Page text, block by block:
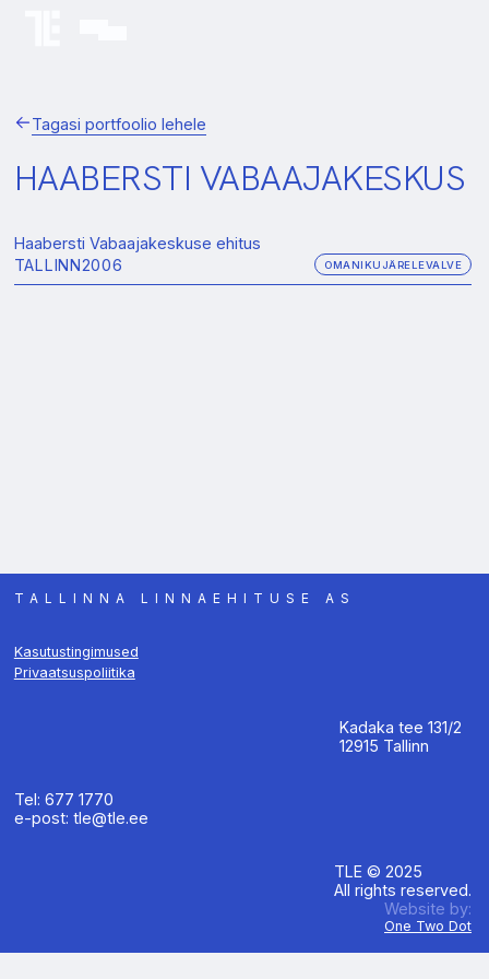
Tagasi portfoolio lehele
HAABERSTI VABAAJAKESKUS
Haabersti Vabaajakeskuse ehitus
TALLINN2006 OMANIKUJÄRELEVALVE
TALLINNA LINNAEHITUSE AS
Kasutustingimused
Privaatsuspoliitika
Kadaka tee 131/2
12915 Tallinn
Tel: 677 1770
e-post: tle@tle.ee
TLE © 2025
All rights reserved.
Website by:
One Two Dot